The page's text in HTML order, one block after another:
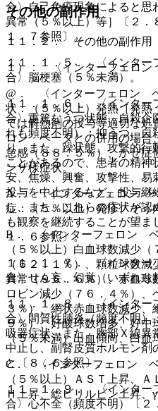
その他の副作用
１１．２． その他の副作用
１）． 〈インターフェロ
@． 〈インターフェロン
状：（５％以上）発熱［発熱
ては解熱剤の投与等適切な処
ロン ベータとの併用の場合
怠感（８８．５％）、かぜ症
ンザ様症状。
A． 〈インターフェロン ベ
症：（５％以上）発疹、そう
B． 〈インターフェロン ベ
（５％以上）白血球数減少
（６２．１％）、顆粒球数
異常（９６．６％）、赤血球
ロビン減少（７６．４％）、
３％）、網状赤血球数減少
９％）、好酸球数増多、好
（５％未満）出血傾向、白血
C． 〈インターフェロン ベ
（５％以上）ＡＳＴ上昇、
Ｈ上昇、総ビリルビン上昇、
合〉自己免疫現象によると思
異常（５％以上）等］〔２．
１．７参照〕。
１１．１．５． 〈インタ
合〉脳梗塞（５％未満）。
１１．１．６． 〈インター
合〉重篤なうつ状態、自殺企
れも頻度不明）：抑うつ、自
り、また、躁状態、攻撃的行
ことがあるので、患者の精
安、焦燥、興奮、攻撃性、易
投与を中止するなど、投与継
し、また、これらの症状が認
も観察を継続することが望ま
１．６参照〕。
１１．１．７． 〈インタ
合〉せん妄、幻覚（いずれも
１１．１．８． 〈インタ
合〉間質性肺炎（頻度不明）
吸器症状、また、胸部Ｘ線異
中止し、副腎皮質ホルモン剤
と〔８．６参照〕。
１１．１．９． 〈インタ
合〉心不全（頻度不明）〔２